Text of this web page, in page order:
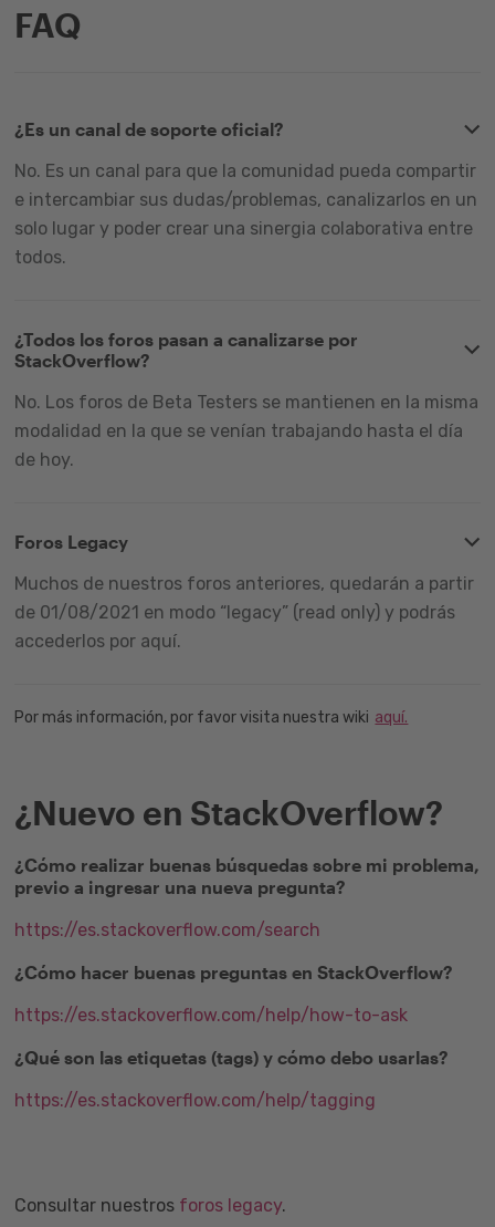
FAQ
¿Es un canal de soporte oficial?
No. Es un canal para que la comunidad pueda compartir
e intercambiar sus dudas/problemas, canalizarlos en un
solo lugar y poder crear una sinergia colaborativa entre
todos.
¿Todos los foros pasan a canalizarse por
StackOverflow?
No. Los foros de Beta Testers se mantienen en la misma
modalidad en la que se venían trabajando hasta el día
de hoy.
Foros Legacy
Muchos de nuestros foros anteriores, quedarán a partir
de 01/08/2021 en modo “legacy” (read only) y podrás
accederlos por aquí.
Por más información, por favor visita nuestra wiki aquí.
¿Nuevo en StackOverflow?
¿Cómo realizar buenas búsquedas sobre mi problema,
previo a ingresar una nueva pregunta?
https://es.stackoverflow.com/search
¿Cómo hacer buenas preguntas en StackOverflow?
https://es.stackoverflow.com/help/how-to-ask
¿Qué son las etiquetas (tags) y cómo debo usarlas?
https://es.stackoverflow.com/help/tagging
Consultar nuestros foros legacy.